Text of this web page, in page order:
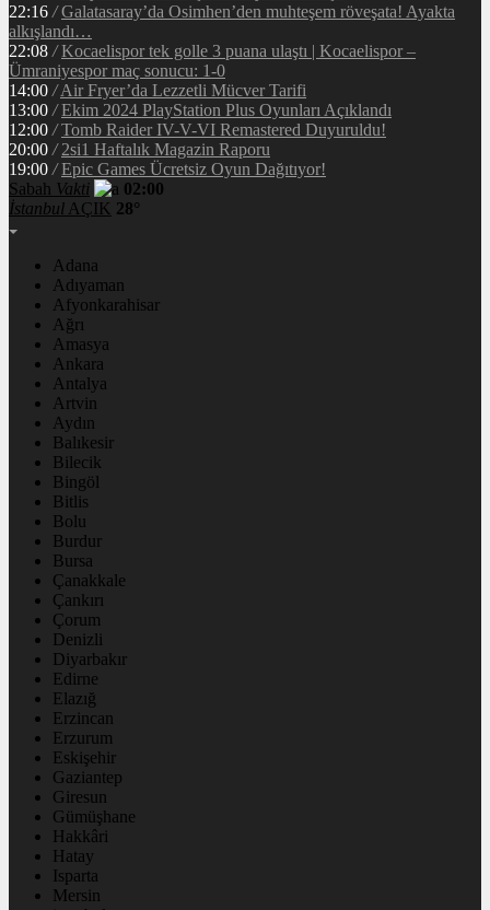
22:16 / Galatasaray’da Osimhen’den muhteşem röveşata! Ayakta
alkışlandı…
22:08 / Kocaelispor tek golle 3 puana ulaştı | Kocaelispor –
Ümraniyespor maç sonucu: 1-0
14:00 / Air Fryer’da Lezzetli Mücver Tarifi
13:00 / Ekim 2024 PlayStation Plus Oyunları Açıklandı
12:00 / Tomb Raider IV-V-VI Remastered Duyuruldu!
20:00 / 2si1 Haftalık Magazin Raporu
19:00 / Epic Games Ücretsiz Oyun Dağıtıyor!
Sabah Vakti
02:00
İstanbul AÇIK 28°
Adana
Adıyaman
Afyonkarahisar
Ağrı
Amasya
Ankara
Antalya
Artvin
Aydın
Balıkesir
Bilecik
Bingöl
Bitlis
Bolu
Burdur
Bursa
Çanakkale
Çankırı
Çorum
Denizli
Diyarbakır
Edirne
Elazığ
Erzincan
Erzurum
Eskişehir
Gaziantep
Giresun
Gümüşhane
Hakkâri
Hatay
Isparta
Mersin